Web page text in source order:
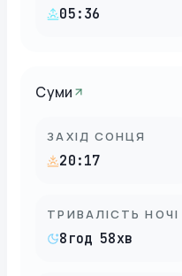
05:36
Суми
ЗАХІД СОНЦЯ
20:17
ТРИВАЛІСТЬ НОЧІ
8год 58хв